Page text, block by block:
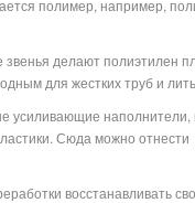
полимер, например,
делают полиэтилен
для жестких труб и
усиливающие наполнители,
Сюда можно отнести
восстанавливать